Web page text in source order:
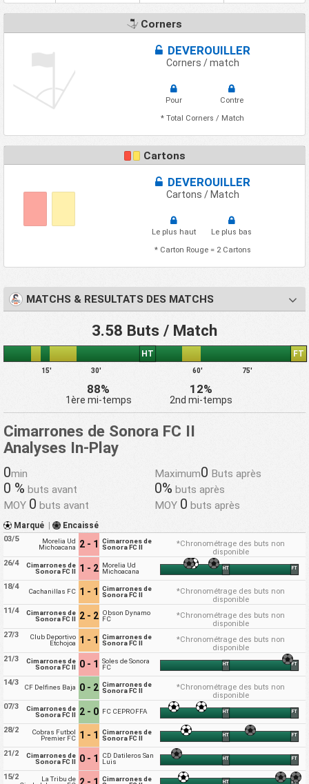
Corners
DEVEROUILLER
Corners / match
Pour
Contre
* Total Corners / Match
Cartons
DEVEROUILLER
Cartons / Match
Le plus haut
Le plus bas
* Carton Rouge = 2 Cartons
MATCHS & RESULTATS DES MATCHS
3.58 Buts / Match
15' 30'
HT
60' 75'
FT
88%
1ère mi-temps
12%
2nd mi-temps
Cimarrones de Sonora FC II
Analyses In-Play
0min Maximum0 Buts après
0 % buts avant 0% buts après
MOY 0 buts avant MOY 0 buts après
Marqué | Encaissé
03/5
Morelia Ud
Michoacana
2 - 1
Cimarrones de
Sonora FC II
*Chronométrage des buts non
disponible
26/4
Cimarrones de
Sonora FC II
1 - 2 Morelia Ud
Michoacana
HT FT
18/4
Cachanillas FC 1 - 1
Cimarrones de
Sonora FC II
*Chronométrage des buts non
disponible
11/4
Cimarrones de
Sonora FC II
2 - 2 Obson Dynamo
FC
*Chronométrage des buts non
disponible
27/3
Club Deportivo
Etchojoa
1 - 1
Cimarrones de
Sonora FC II
*Chronométrage des buts non
disponible
21/3
Cimarrones de
Sonora FC II
0 - 1
Soles de Sonora
FC
HT FT
14/3
CF Delfines Baja 0 - 2 Cimarrones de
Sonora FC II
*Chronométrage des buts non
disponible
07/3
Cimarrones de
Sonora FC II
2 - 0 FC CEPROFFA HT FT
28/2
Cobras Futbol
Premier FC 1 - 1
Cimarrones de
Sonora FC II
HT FT
21/2
Cimarrones de
Sonora FC II
0 - 1
CD Datileros San
Luis
HT FT
15/2
La Tribu de
Cimarrones de
HT FT